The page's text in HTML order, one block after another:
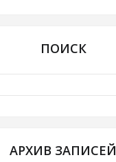
ПОИСК
АРХИВ ЗАПИСЕЙ